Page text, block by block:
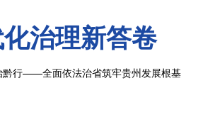
治理新答卷
黔行——全面依法治省筑牢贵州发展根基